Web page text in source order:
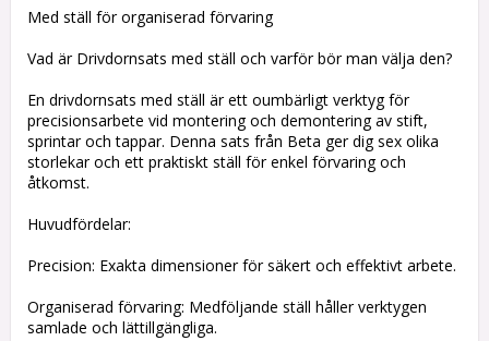
Med ställ för organiserad förvaring
Vad är Drivdornsats med ställ och varför bör man välja den?
En drivdornsats med ställ är ett oumbärligt verktyg för
precisionsarbete vid montering och demontering av stift,
sprintar och tappar. Denna sats från Beta ger dig sex olika
storlekar och ett praktiskt ställ för enkel förvaring och
åtkomst.
Huvudfördelar:
Precision: Exakta dimensioner för säkert och effektivt arbete.
Organiserad förvaring: Medföljande ställ håller verktygen
samlade och lättillgängliga.